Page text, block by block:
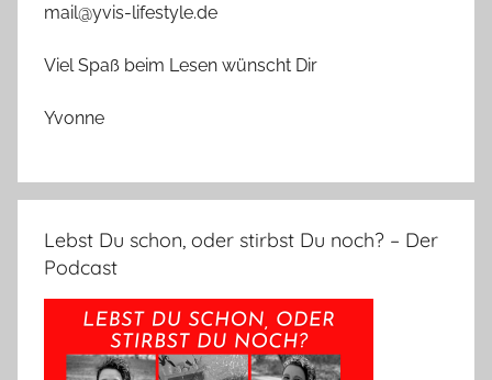
mail@yvis-lifestyle.de
Viel Spaß beim Lesen wünscht Dir
Yvonne
Lebst Du schon, oder stirbst Du noch? – Der
Podcast